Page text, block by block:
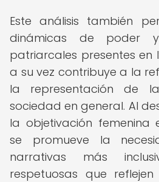
Este análisis también
dinámicas de poder
patriarcales presentes en
a su vez contribuye a la
la representación de
sociedad en general. Al
la objetivación femenina
se promueve la
narrativas más
respetuosas que